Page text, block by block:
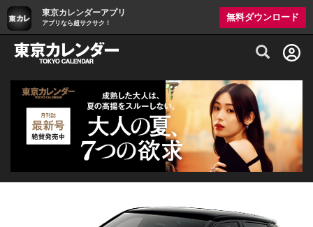
東京カレンダーアプリ
アプリなら超サクサク！
無料ダウンロード
グルメ情報・プレミアムレストラン予約